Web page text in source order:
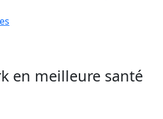
en meilleure santé